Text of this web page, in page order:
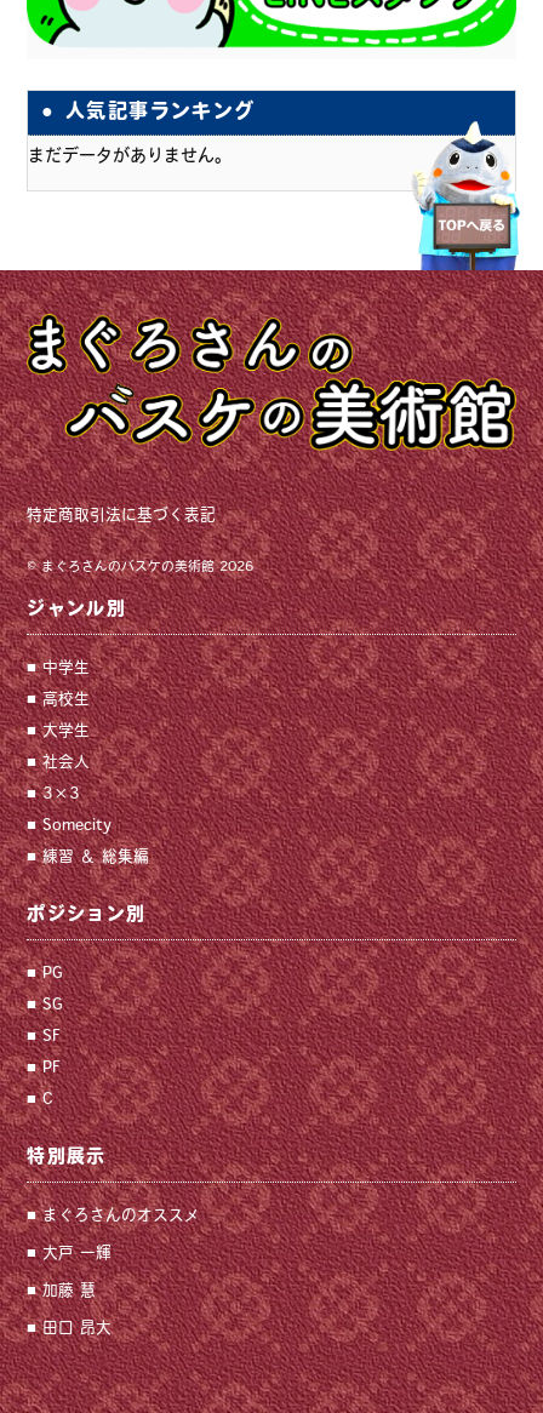
人気記事ランキング
まだデータがありません。
特定商取引法に基づく表記
©まぐろさんのバスケの美術館2026
ジャンル別
中学生
高校生
大学生
社会人
3×3
Somecity
練習 ＆ 総集編
ポジション別
PG
SG
SF
PF
C
特別展示
まぐろさんのオススメ
大戸 一輝
加藤 慧
田口 昂大